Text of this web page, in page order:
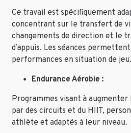
Ce travail est spécifiquement
concentrant sur le transfert de
changements de direction et le
d’appuis. Les séances
performances en situation de jeu.
Endurance Aérobie :
Programmes visant à augmenter
par des circuits et du HIIT,
athlète et adaptés à leur niveau.